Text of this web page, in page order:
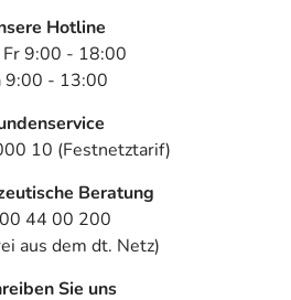
Hotline
9:00 - 18:00
9:00 - 13:00
10 (Festnetztarif)
Beratung
44 00 200
aus dem dt. Netz)
Sie uns